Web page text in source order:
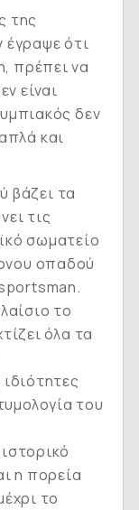
της
έγραψε ότι
πρέπει να
είναι
δεν
και
βάζει τα
τις
σωματείο
οπαδού
το
όλα τα
του
η πορεία
το